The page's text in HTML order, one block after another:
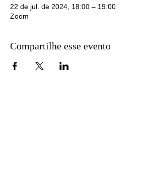
22 de jul. de 2024, 18:00 – 19:00
Zoom
Compartilhe esse evento